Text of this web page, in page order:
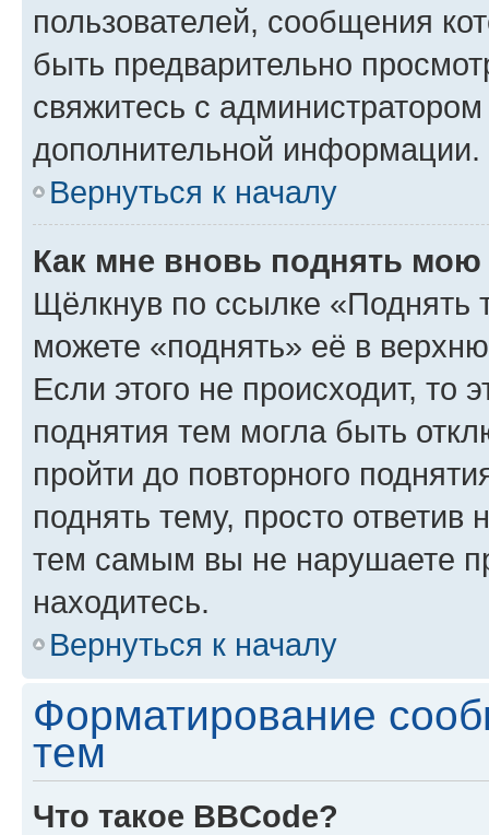
пользователей, сообщения
быть предварительно
свяжитесь с
дополнительной информации.
Вернуться к началу
Как мне вновь поднять мою
Щёлкнув по ссылке «Поднять
можете «поднять» её в
Если этого не происходит, то
поднятия тем могла быть
пройти до повторного
поднять тему, просто ответив
тем самым вы не нарушаете
находитесь.
Вернуться к началу
Форматирование
тем
Что такое BBCode?